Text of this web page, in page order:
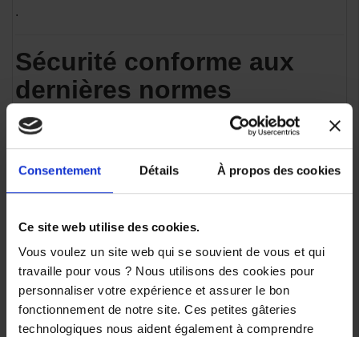
Consentement Détails À propos des cookies
Ce site web utilise des cookies.
Vous voulez un site web qui se souvient de vous et qui
travaille pour vous ? Nous utilisons des cookies pour
personnaliser votre expérience et assurer le bon
fonctionnement de notre site. Ces petites gâteries
technologiques nous aident également à comprendre
.
Sécurité conforme aux
dernières normes
* Coque résistante
* Fermeture micrométrique fiable
Pour quel usage ?
* Moto route
* Scooter
* Trajets quotidiens